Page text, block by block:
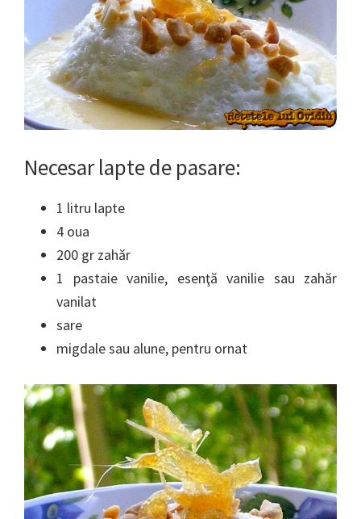
Necesar lapte de pasare:
1 litru lapte
4 oua
200 gr zahăr
1 pastaie vanilie, esenţă vanilie sau zahăr
vanilat
sare
migdale sau alune, pentru ornat